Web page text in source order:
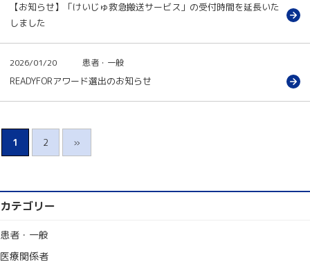
カテゴリー
患者・一般
医療関係者
【お知らせ】「けいじゅ救急搬送サービス」の受付時間を延長いた
しました
2026/01/20 患者・一般
READYFORアワード選出のお知らせ
1 2 »